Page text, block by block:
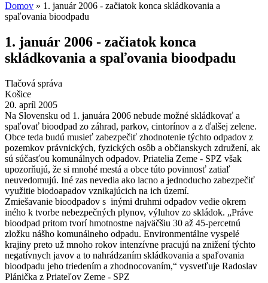
Nachádzate sa tu
Domov » 1. január 2006 - začiatok konca skládkovania a
spaľovania bioodpadu
1. január 2006 - začiatok konca
skládkovania a spaľovania bioodpadu
Tlačová správa
Košice
20. apríl 2005
Na Slovensku od 1. januára 2006 nebude možné skládkovať a
spaľovať bioodpad zo záhrad, parkov, cintorínov a z ďalšej zelene.
Obce teda budú musieť zabezpečiť zhodnotenie týchto odpadov z
pozemkov právnických, fyzických osôb a občianskych združení, ak
sú súčasťou komunálnych odpadov. Priatelia Zeme - SPZ však
upozorňujú, že si mnohé mestá a obce túto povinnosť zatiaľ
neuvedomujú. Iné zas nevedia ako lacno a jednoducho zabezpečiť
využitie biodoapadov vznikajúcich na ich území.
Zmiešavanie bioodpadov s inými druhmi odpadov vedie okrem
iného k tvorbe nebezpečných plynov, výluhov zo skládok. „Práve
bioodpad pritom tvorí hmotnostne najväčšiu 30 až 45-percetnú
zložku nášho komunálneho odpadu. Environmentálne vyspelé
krajiny preto už mnoho rokov intenzívne pracujú na znižení týchto
negatívnych javov a to nahrádzaním skládkovania a spaľovania
bioodpadu jeho triedením a zhodnocovaním,“ vysvetľuje Radoslav
Plánička z Priateľov Zeme - SPZ